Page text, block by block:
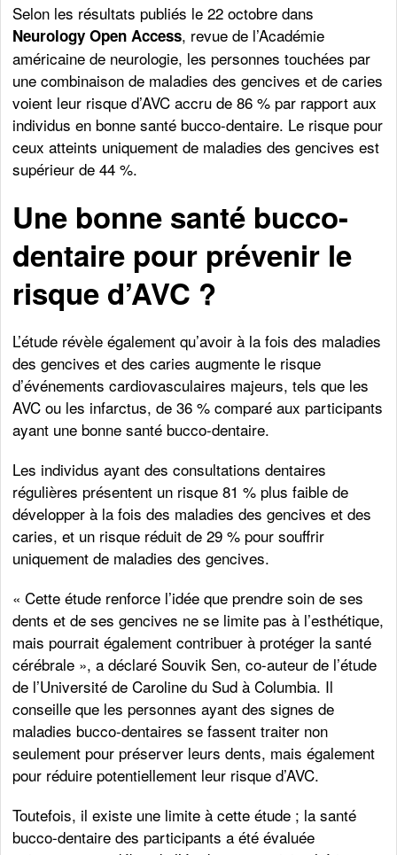
Selon les résultats publiés le 22 octobre dans
Neurology Open Access, revue de l’Académie
américaine de neurologie, les personnes touchées par
une combinaison de maladies des gencives et de caries
voient leur risque d’AVC accru de 86 % par rapport aux
individus en bonne santé bucco-dentaire. Le risque pour
ceux atteints uniquement de maladies des gencives est
supérieur de 44 %.
Une bonne santé bucco-
dentaire pour prévenir le
risque d’AVC ?
L’étude révèle également qu’avoir à la fois des maladies
des gencives et des caries augmente le risque
d’événements cardiovasculaires majeurs, tels que les
AVC ou les infarctus, de 36 % comparé aux participants
ayant une bonne santé bucco-dentaire.
Les individus ayant des consultations dentaires
régulières présentent un risque 81 % plus faible de
développer à la fois des maladies des gencives et des
caries, et un risque réduit de 29 % pour souffrir
uniquement de maladies des gencives.
« Cette étude renforce l’idée que prendre soin de ses
dents et de ses gencives ne se limite pas à l’esthétique,
mais pourrait également contribuer à protéger la santé
cérébrale », a déclaré Souvik Sen, co-auteur de l’étude
de l’Université de Caroline du Sud à Columbia. Il
conseille que les personnes ayant des signes de
maladies bucco-dentaires se fassent traiter non
seulement pour préserver leurs dents, mais également
pour réduire potentiellement leur risque d’AVC.
Toutefois, il existe une limite à cette étude ; la santé
bucco-dentaire des participants a été évaluée